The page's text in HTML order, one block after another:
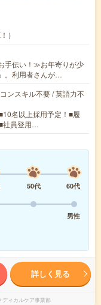
）
手伝い！≫お年寄りが少
。利用者さんが…
ンスキル不要 / 英語力不
名以上採用予定！■履
社員登用…
50代
60代
男性
詳しく見る
ィカルケア事業部